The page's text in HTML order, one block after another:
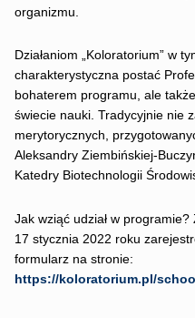
organizmu.
Działaniom „Koloratorium” w
charakterystyczna postać
bohaterem programu, ale
świecie nauki. Tradycyjnie nie
merytorycznych,
Aleksandry Ziembińskiej-
Katedry Biotechnologii
Jak wziąć udział w
17 stycznia 2022 roku
formularz na stronie:
https://koloratorium.pl/